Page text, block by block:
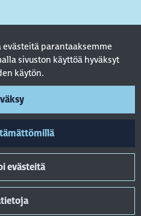
parantaaksemme
sivuston käyttöä hyväksyt
käytön.
evästeitä